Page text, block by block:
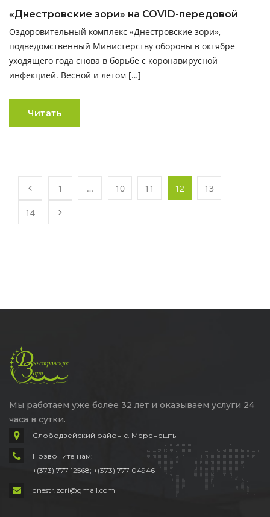
«Днестровские зори» на COVID-передовой
Оздоровительный комплекс «Днестровские зори»,
подведомственный Министерству обороны в октябре
уходящего года снова в борьбе с коронавирусной
инфекцией. Весной и летом […]
Читать
1 … 10 11 12 13
14
Мы работаем уже более 32 лет и оказываем услуги 24
часа в сутки.
Слободзейский район с. Меренешты
Позвоните нам:
+(373) 777 12568; +(373) 777 04946
dnestr.zori@gmail.com